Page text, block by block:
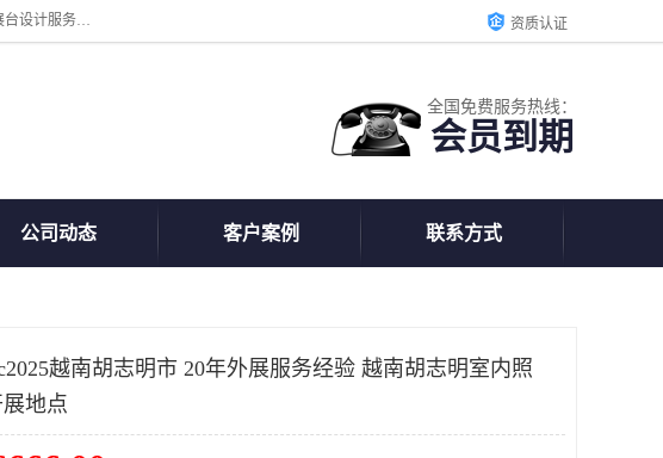
广州中际展览策划有限公司成立于2005年，注册地位于广州市番禺区洛浦街。经营范围包括会议及展览服务，大型活动组织策划服务，展台设计服务，广告业等；主要从事国外广告、标识、印花、LED、照明、光电、灯光、音响、视听、电子展览会等，展位预定-展品运输-签证-行程安排-补贴一站式服务。 资质认证
全国免费服务热线：
会员到期
公司动态 客户案例 联系方式
越南胡志明市 20年外展服务经验 越南胡志明室内照
地点